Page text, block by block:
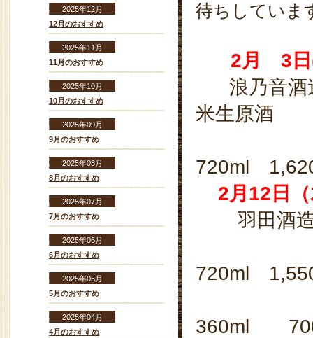
待ちしていま
2月 3日
浪乃音
米生原酒
720ml
2月12日
羽田酒
720ml
360ml
2025年12月
12月のおすすめ
2025年11月
11月のおすすめ
2025年10月
10月のおすすめ
2025年09月
9月のおすすめ
2025年08月
8月のおすすめ
2025年07月
7月のおすすめ
2025年06月
6月のおすすめ
2025年05月
5月のおすすめ
2025年04月
4月のおすすめ